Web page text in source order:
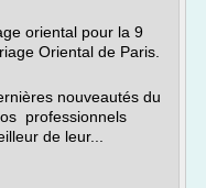
oriental pour la 9
Oriental de Paris.
nouveautés du
professionnels
de leur...